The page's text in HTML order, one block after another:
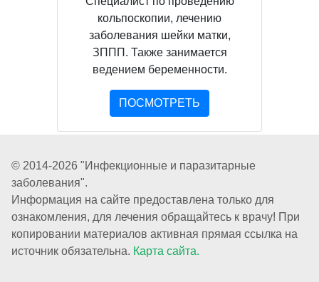
кольпоскопии, лечению
заболевания шейки матки,
ЗППП. Также занимается
ведением беременности.
ПОСМОТРЕТЬ
© 2014-2026 "Инфекционные и паразитарные
заболевания".
Информация на сайте предоставлена только для
ознакомления, для лечения обращайтесь к врачу! При
копировании материалов активная прямая ссылка на
источник обязательна. Карта сайта.